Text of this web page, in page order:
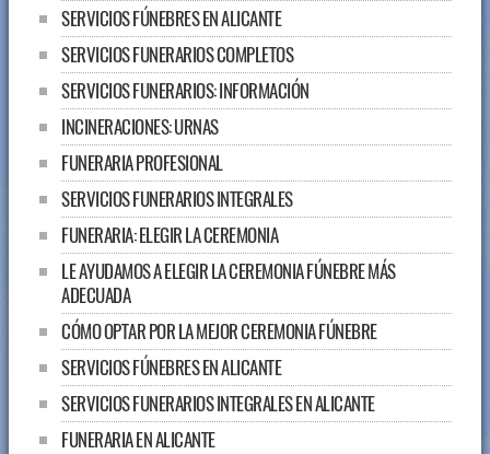
SERVICIOS FÚNEBRES EN ALICANTE
SERVICIOS FUNERARIOS COMPLETOS
SERVICIOS FUNERARIOS: INFORMACIÓN
INCINERACIONES: URNAS
FUNERARIA PROFESIONAL
SERVICIOS FUNERARIOS INTEGRALES
FUNERARIA: ELEGIR LA CEREMONIA
LE AYUDAMOS A ELEGIR LA CEREMONIA FÚNEBRE MÁS
ADECUADA
CÓMO OPTAR POR LA MEJOR CEREMONIA FÚNEBRE
SERVICIOS FÚNEBRES EN ALICANTE
SERVICIOS FUNERARIOS INTEGRALES EN ALICANTE
FUNERARIA EN ALICANTE